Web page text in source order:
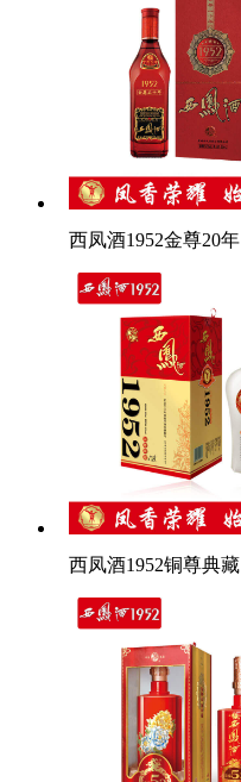
西凤酒1952金尊20年
西凤酒1952铜尊典藏